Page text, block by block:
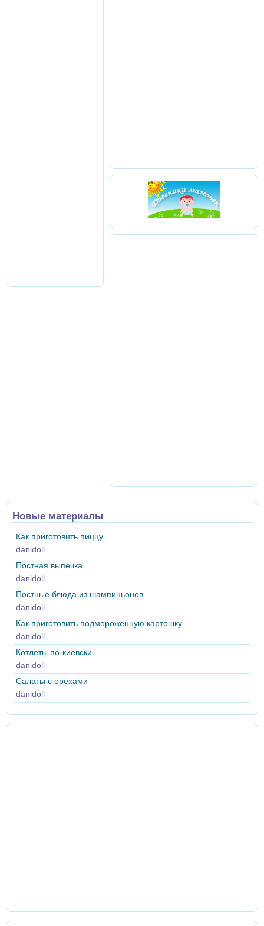
Новые материалы
Как приготовить пиццу
danidoll
Постная выпечка
danidoll
Постные блюда из шампиньонов
danidoll
Как приготовить подмороженную картошку
danidoll
Котлеты по-киевски
danidoll
Салаты с орехами
danidoll